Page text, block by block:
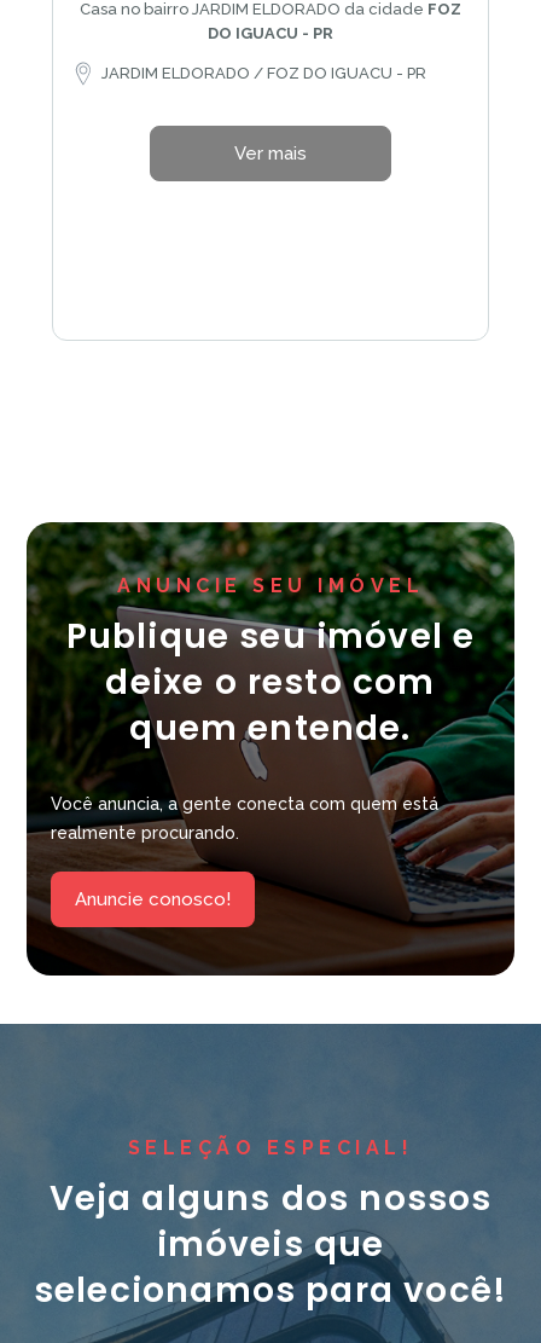
Casa no bairro JARDIM ELDORADO da cidade FOZ
DO IGUACU - PR
JARDIM ELDORADO / FOZ DO IGUACU - PR
Ver mais
ANUNCIE SEU IMÓVEL
Publique seu imóvel e
deixe o resto com
quem entende.
Você anuncia, a gente conecta com quem está
realmente procurando.
Anuncie conosco!
SELEÇÃO ESPECIAL!
Veja alguns dos nossos
imóveis que
selecionamos para você!